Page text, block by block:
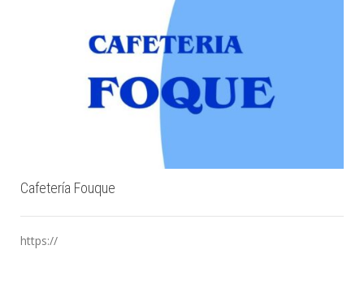
Cafetería Fouque
https://